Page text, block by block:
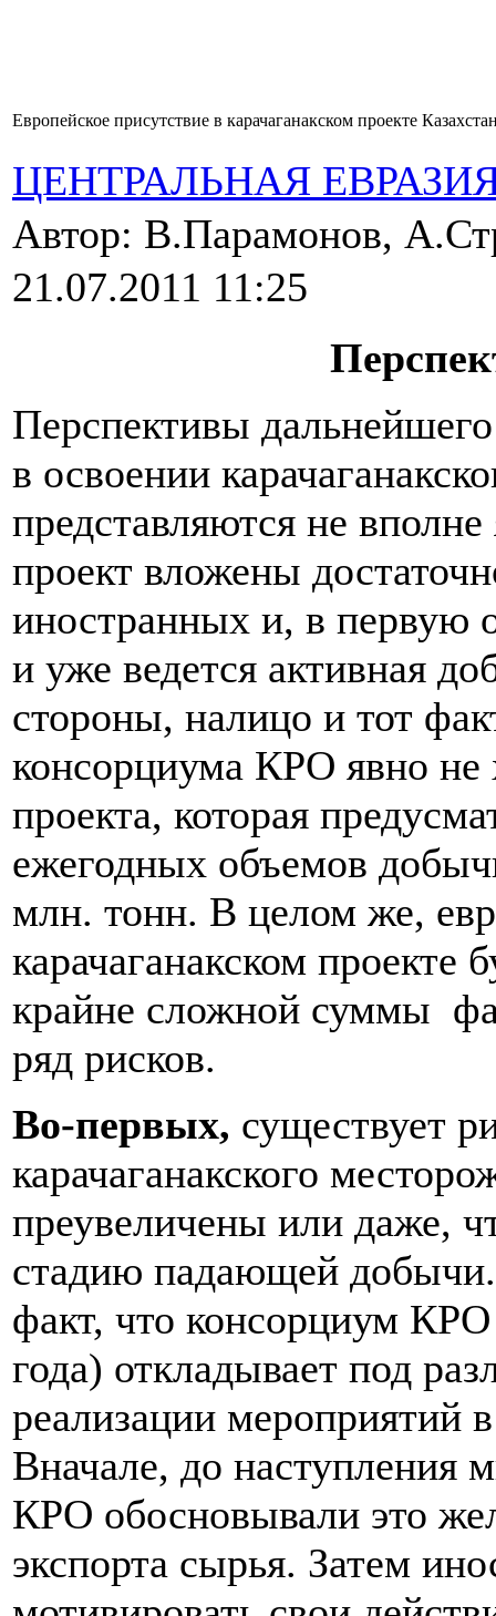
Европейское присутствие в карачаганакском проекте
ЦЕНТРАЛЬНАЯ
Автор: В.Парамонов,
21.07.2011 11:25
Перспективы
в освоении
представляются не
проект вложены
иностранных и, в первую
и уже ведется активная
стороны, налицо и тот
консорциума КРО явно не
проекта, которая
ежегодных объемов
млн. тонн. В целом же,
карачаганакском проекте
крайне сложной суммы
ряд рисков.
Во-первых, существует
карачаганакского
преувеличены или даже,
стадию падающей
факт, что консорциум
года) откладывает под
реализации мероприятий
Вначале, до наступления
КРО обосновывали это
экспорта сырья. Затем